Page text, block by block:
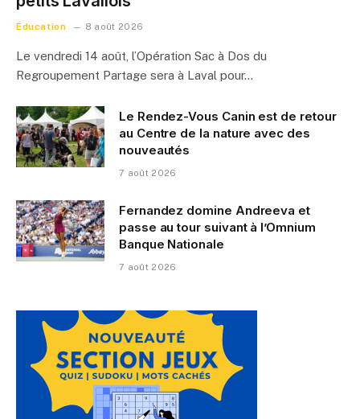
Éducation 8 août 2026
Le vendredi 14 août, l’Opération Sac à Dos du
Regroupement Partage sera à Laval pour…
Le Rendez-Vous Canin est de retour
au Centre de la nature avec des
nouveautés
7 août 2026
Fernandez domine Andreeva et
passe au tour suivant à l’Omnium
Banque Nationale
7 août 2026